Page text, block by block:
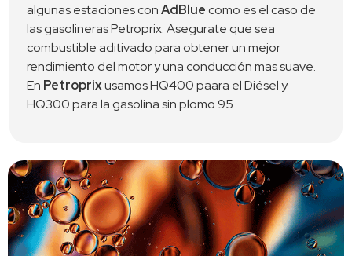
algunas estaciones con AdBlue como es el caso de
las gasolineras Petroprix. Asegurate que sea
combustible aditivado para obtener un mejor
rendimiento del motor y una conducción mas suave.
En Petroprix usamos HQ400 paara el Diésel y
HQ300 para la gasolina sin plomo 95.